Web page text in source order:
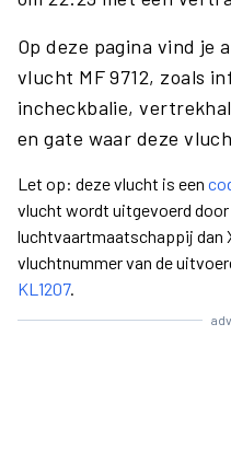
Op deze pagina vind je
vlucht MF 9712, zoals
incheckbalie,
en gate waar deze
Let op: deze vlucht is een
vlucht wordt uitgevoerd door
luchtvaartmaatschappij dan
vluchtnummer van de
KL1207.